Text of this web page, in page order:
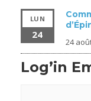
LUN
24
24
Log’in